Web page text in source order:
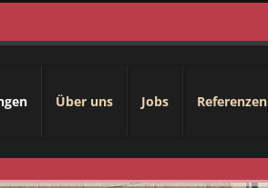
Über uns Jobs Referenzen